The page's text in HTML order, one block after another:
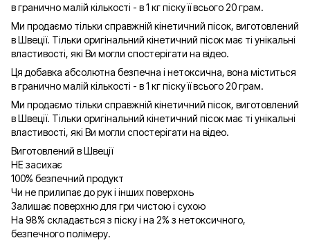
в гранично малій кількості - в 1 кг піску її всього 20 грам.
Ми продаємо тільки справжній кінетичний пісок, виготовлений
в Швеції. Тільки оригінальний кінетичний пісок має ті унікальні
властивості, які Ви могли спостерігати на відео.
Ця добавка абсолютна безпечна і нетоксична, вона міститься
в гранично малій кількості - в 1 кг піску її всього 20 грам.
Ми продаємо тільки справжній кінетичний пісок, виготовлений
в Швеції. Тільки оригінальний кінетичний пісок має ті унікальні
властивості, які Ви могли спостерігати на відео.
Виготовлений в Швеції
НЕ засихає
100% безпечний продукт
Чи не прилипає до рук і інших поверхонь
Залишає поверхню для гри чистою і сухою
На 98% складається з піску і на 2% з нетоксичного,
безпечного полімеру.